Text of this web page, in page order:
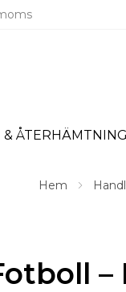
& ÅTERHÄMTNING
Hem